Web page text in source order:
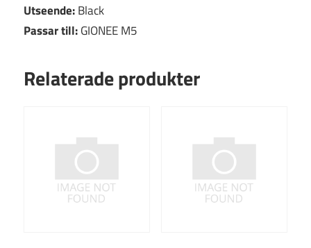
Utseende:Black
Passar till:GIONEE M5
Relaterade produkter